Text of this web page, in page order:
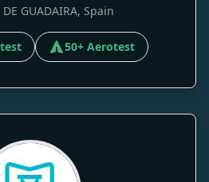
DE GUADAIRA, Spain
50+ Aerotest